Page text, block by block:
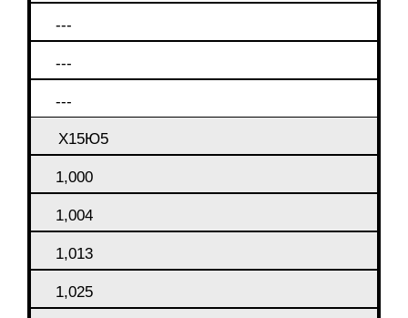
---
---
---
Х15Ю5
1,000
1,004
1,013
1,025